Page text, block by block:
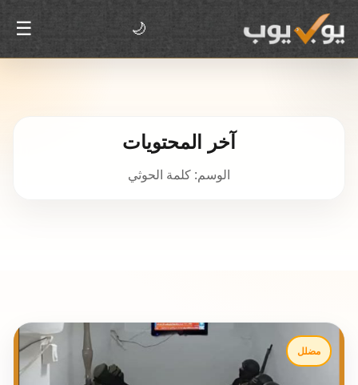
🌙
☰
آخر المحتويات
الوسم: كلمة الحوثي
مضلل